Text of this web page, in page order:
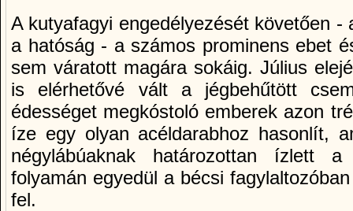
A kutyafagyi engedélyezését követően -
a hatóság - a számos prominens ebet
sem váratott magára sokáig. Július
is elérhetővé vált a jégbehűtött
édességet megkóstoló emberek azon
íze egy olyan acéldarabhoz hasonlít,
négylábúaknak határozottan ízlett
folyamán egyedül a bécsi
fel.